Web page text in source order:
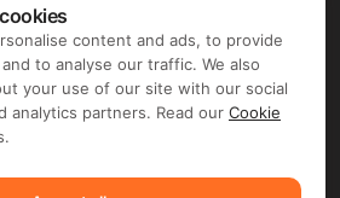
Store
d'Apple
content and ads, to provide
to analyse our traffic. We also
your use of our site with our social
analytics partners. Read our Cookie